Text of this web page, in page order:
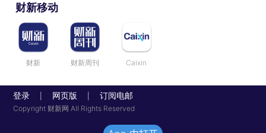
财新移动
财新 财新周刊 Caixin
登录 网页版 订阅电邮
Copyright 财新网 All Rights Reserved